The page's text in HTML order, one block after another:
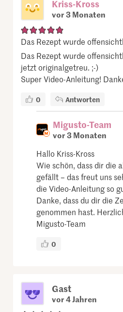
Kriss-Kross
vor 3 Monaten
Das Rezept wurde
Das Rezept wurde
jetzt originalgetreu. ;-)
Super Video-Anleitung!
0 Antworten
Migusto-Team
vor 3 Monaten
Hallo Kriss-Kross
Wie schön, dass dir die
gefällt – das freut uns
die Video-Anleitung so
Danke, dass du dir die
genommen hast.
Migusto-Team
0
Gast
vor 4 Jahren